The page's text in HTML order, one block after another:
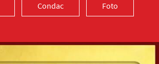
Condac Foto